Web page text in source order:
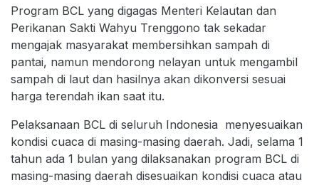
Program BCL yang digagas Menteri Kelautan dan
Perikanan Sakti Wahyu Trenggono tak sekadar
mengajak masyarakat membersihkan sampah di
pantai, namun mendorong nelayan untuk mengambil
sampah di laut dan hasilnya akan dikonversi sesuai
harga terendah ikan saat itu.
Pelaksanaan BCL di seluruh Indonesia menyesuaikan
kondisi cuaca di masing-masing daerah. Jadi, selama 1
tahun ada 1 bulan yang dilaksanakan program BCL di
masing-masing daerah disesuaikan kondisi cuaca atau